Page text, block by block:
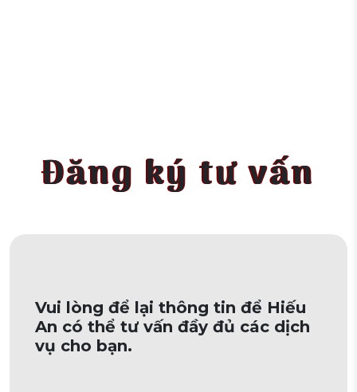
Đăng ký tư vấn
Vui lòng để lại thông tin để Hiếu
An có thể tư vấn đầy đủ các dịch
vụ cho bạn.